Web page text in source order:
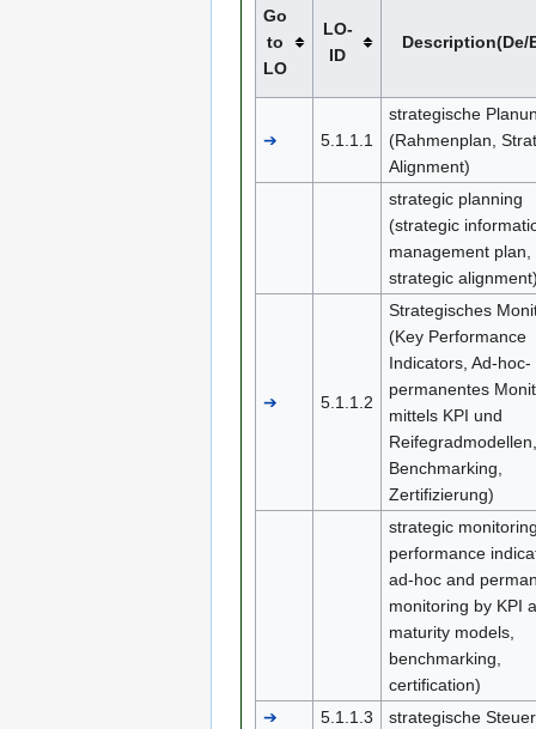
Go
to
LO
LO-
ID
Description(De/
➔ 5.1.1.1
strategische
(Rahmenplan,
Alignment)
strategic planning
(strategic
management plan,
strategic
➔ 5.1.1.2
Strategisches
(Key Performance
Indicators, Ad-hoc-
permanentes
mittels KPI und
Reifegradmodellen,
Benchmarking,
Zertifizierung)
strategic
performance
ad-hoc and
monitoring by KPI
maturity models,
benchmarking,
certification)
➔
5.1.1.3
strategische